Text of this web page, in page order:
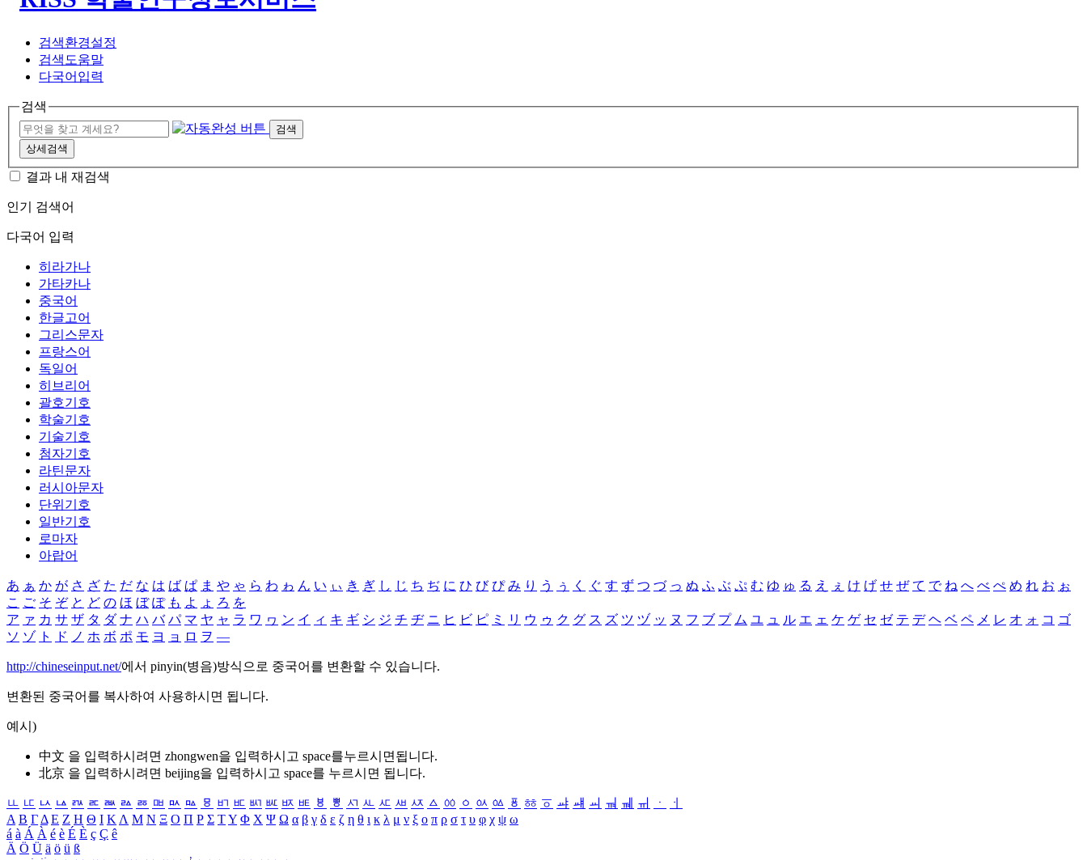
검색환경설정
검색도움말
다국어입력
검색
검색
상세검색
결과 내 재검색
인기 검색어
다국어 입력
히라가나
가타카나
중국어
한글고어
그리스문자
프랑스어
독일어
히브리어
괄호기호
학술기호
기술기호
첨자기호
라틴문자
러시아문자
단위기호
일반기호
로마자
아랍어
あ ぁ か が さ ざ た だ な は ば ぱ ま や ゃ ら わ ゎ ん い ぃ き ぎ し じ ち ぢ に ひ び ぴ み り う ぅ く ぐ す ず つ づ っ ぬ ふ ぶ ぷ む ゆ ゅ る え ぇ け げ せ ぜ て で ね へ べ ぺ め れ お ぉ
こ ご そ ぞ と ど の ほ ぼ ぽ も よ ょ ろ を
ア ァ カ サ ザ タ ダ ナ ハ バ パ マ ヤ ャ ラ ワ ヮ ン イ ィ キ ギ シ ジ チ ヂ ニ ヒ ビ ピ ミ リ ウ ゥ ク グ ス ズ ツ ヅ ッ ヌ フ ブ プ ム ユ ュ ル エ ェ ケ ゲ セ ゼ テ デ ヘ ベ ペ メ レ オ ォ コ ゴ
ソ ゾ ト ド ノ ホ ボ ポ モ ヨ ョ ロ ヲ ―
http://chineseinput.net/에서 pinyin(병음)방식으로 중국어를 변환할 수 있습니다.
변환된 중국어를 복사하여 사용하시면 됩니다.
예시)
中文 을 입력하시려면 zhongwen을 입력하시고 space를누르시면됩니다.
北京 을 입력하시려면 beijing을 입력하시고 space를 누르시면 됩니다.
ㅥ ㅦ ㅧ ㅨ ㅩ ㅪ ㅫ ㅬ ㅭ ㅮ ㅯ ㅰ ㅱ ㅲ ㅳ ㅴ ㅵ ㅶ ㅷ ㅸ ㅹ ㅺ ㅻ ㅼ ㅽ ㅾ ㅿ ㆀ ㆁ ㆂ ㆃ ㆄ ㆅ ㆆ ㆇ ㆈ ㆉ ㆊ ㆋ ㆌ ㆍ
ㆎ
Α Β ΓΔ Ε Ζ Η Θ Ι ΚΛ Μ Ν Ξ Ο Π Ρ Σ ΤΥ Φ Χ Ψ Ω α β γ δ ε ζ η θ ι κ λ μ ν ξ ο π ρ σ τ υ φ χ ψ ω
á à Á À é è É È ç Ç ê
Ä Ö Ü ä ö ü ß